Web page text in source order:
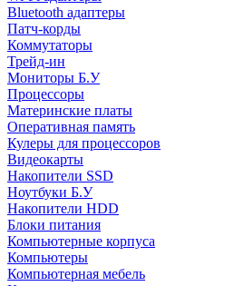
Bluetooth адаптеры
Патч-корды
Коммутаторы
Трейд-ин
Мониторы Б.У
Процессоры
Материнские платы
Оперативная память
Кулеры для процессоров
Видеокарты
Накопители SSD
Ноутбуки Б.У
Накопители HDD
Блоки питания
Компьютерные корпуса
Компьютеры
Компьютерная мебель